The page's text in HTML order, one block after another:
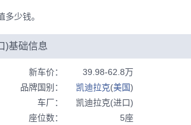
多少钱。
)基础信息
新车价：
39.98-62.8万
品牌国别 ： 凯迪拉克(美国)
车厂：
凯迪拉克(进口)
座位数：
5座